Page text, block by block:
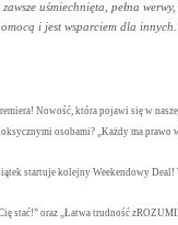
uśmiechnięta, pełna
i jest wsparciem dla
Nowość, która pojawi się w
osobami? „Każdy ma prawo
startuje kolejny Weekendowy Deal!
stać!” oraz „Łatwa trudność